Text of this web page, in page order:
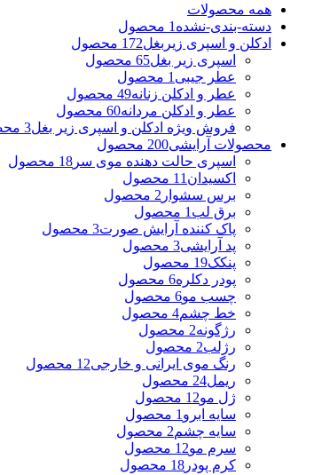
همه محصولات
دسته-بندی-نشده 1 محصول
ادکلن و اسپری زیربغل172 محصول
اسپری زیر بغل65 محصول
عطر جیبی 1 محصول
عطر و ادکلن زنانه49 محصول
عطر و ادکلن مردانه60 محصول
فروش ویژه ادکلن و اسپری زیر بغل3 محصول
محصولات آرایشی200 محصول
اسپری حالت دهنده موی سر 18 محصول
اکسیدان 11 محصول
برس سشوار 2 محصول
برق لب 1 محصول
پاک کننده آرایش صورت3 محصول
پد آرایشی3 محصول
پنکک19 محصول
پودر دکلره6 محصول
چسب مو6 محصول
خط چشم4 محصول
رژگونه2 محصول
رژلب2 محصول
رنگ موی ایرانی و خارجی12 محصول
ریمل24 محصول
ژل مو12 محصول
سایه ابرو 1 محصول
سایه چشم2 محصول
سرم مو12 محصول
کرم پودر 18 محصول